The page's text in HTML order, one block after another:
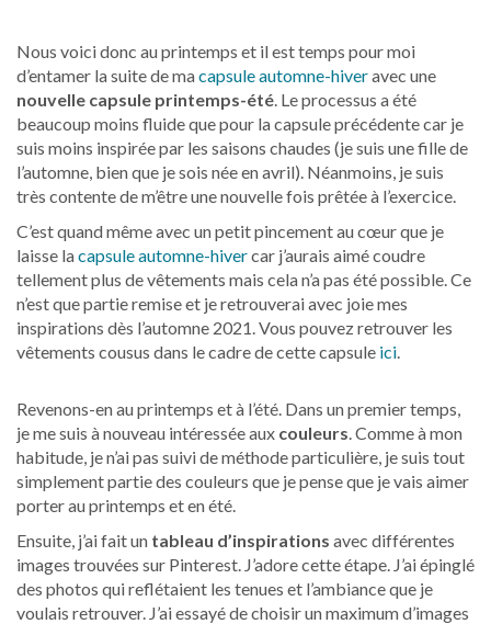
Nous voici donc au printemps et il est temps pour moi
d’entamer la suite de macapsule automne-hiveravec une
nouvelle capsule printemps-été. Le processus a été
beaucoup moins fluide que pour la capsule précédente car je
suis moins inspirée par les saisons chaudes (je suis une fille de
l’automne, bien que je sois née en avril). Néanmoins, je suis
très contente de m’être une nouvelle fois prêtée à l’exercice.
C’est quand même avec un petit pincement au cœur que je
laisse lacapsule automne-hivercar j’aurais aimé coudre
tellement plus de vêtements mais cela n’a pas été possible. Ce
n’est que partie remise et je retrouverai avec joie mes
inspirations dès l’automne 2021. Vous pouvez retrouver les
vêtements cousus dans le cadre de cette capsule ici.
Revenons-en au printemps et à l’été. Dans un premier temps,
je me suis à nouveau intéressée aux couleurs. Comme à mon
habitude, je n’ai pas suivi de méthode particulière, je suis tout
simplement partie des couleurs que je pense que je vais aimer
porter au printemps et en été.
Ensuite, j’ai fait un tableau d’inspirations avec différentes
images trouvées sur Pinterest. J’adore cette étape. J’ai épinglé
des photos qui reflétaient les tenues et l’ambiance que je
voulais retrouver. J’ai essayé de choisir un maximum d’images